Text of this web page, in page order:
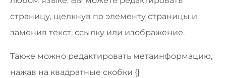
страницу, щелкнув по элементу страницы и
заменив текст, ссылку или изображение.
Также можно редактировать метаинформацию,
нажав на квадратные скобки {}